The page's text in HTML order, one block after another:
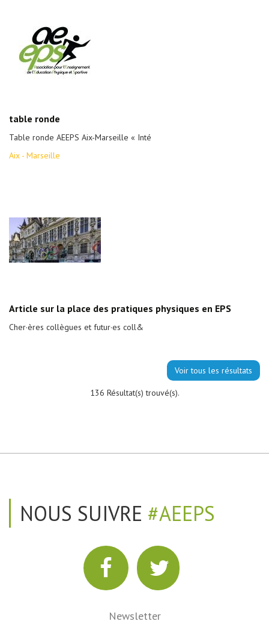
table ronde
Table ronde AEEPS Aix-Marseille « Inté
Aix - Marseille
Article sur la place des pratiques physiques en EPS
Cher·ères collègues et futur·es coll&
Voir tous les résultats
136 Résultat(s) trouvé(s).
NOUS SUIVRE #AEEPS
Newsletter